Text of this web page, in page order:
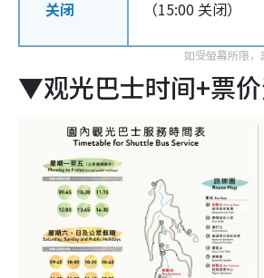
关闭 （15:00 关闭）
▼观光巴士时间+票